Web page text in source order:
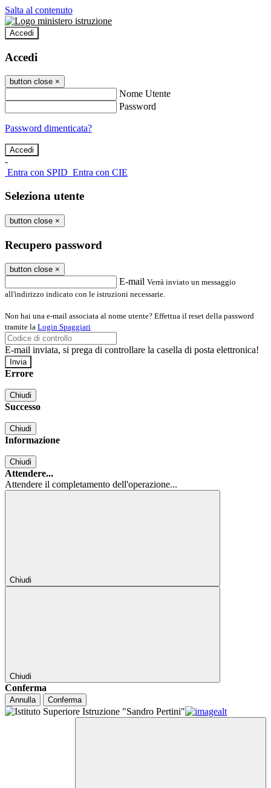
Salta al contenuto
Accedi
Accedi
button close ×
Nome Utente
Password
Password dimenticata?
-
Entra con SPID Entra con CIE
Seleziona utente
button close ×
Recupero password
button close ×
E-mail Verrà inviato un messaggio
all'indirizzo indicato con le istruzioni necessarie.
Non hai una e-mail associata al nome utente? Effettua il reset della password
tramite la Login Spaggiari
E-mail inviata, si prega di controllare la casella di posta elettronica!
Errore
Chiudi
Successo
Chiudi
Informazione
Chiudi
Attendere...
Attendere il completamento dell'operazione...
Chiudi
Chiudi
Conferma
Annulla Conferma